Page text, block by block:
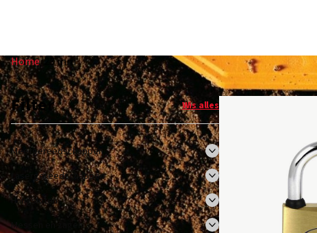
Home/23 mm
Filter Wis alles
Meetgereedschappen
Lasergereedschappen
Hangsloten
Messen en zagen